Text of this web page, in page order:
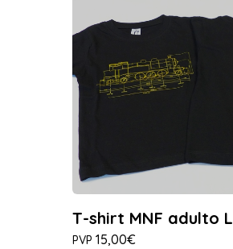
T-shirt MNF adulto L
PVP 15,00€